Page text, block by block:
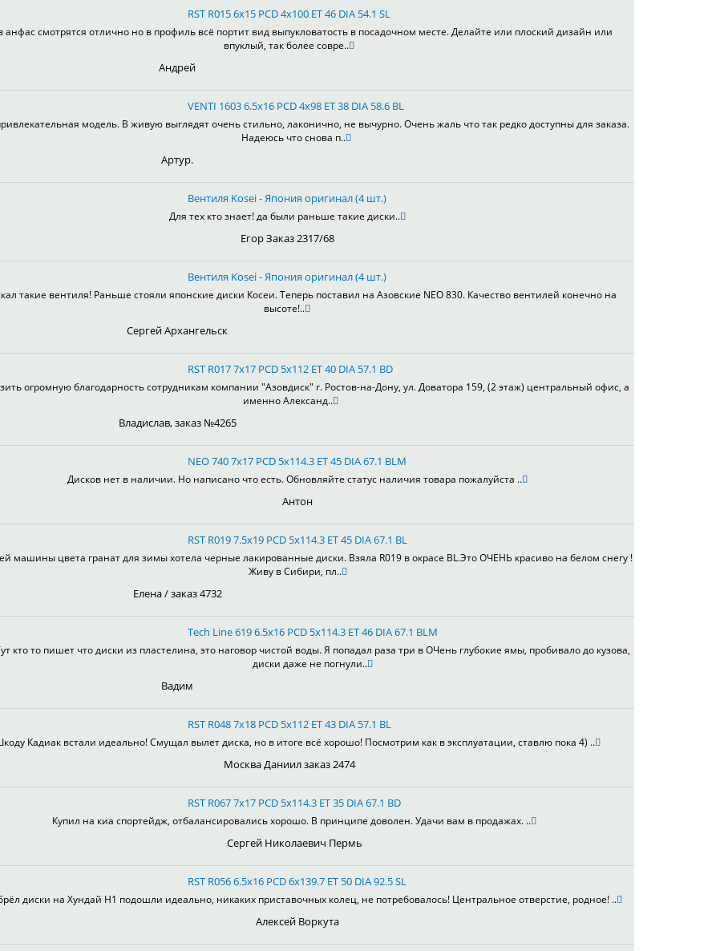
RST R015 6x15 PCD 4x100 ET 46 DIA 54.1 SL
анфас смотрятся отлично но в профиль всё портит вид выпукловатость в посадочном месте. Делайте или плоский дизайн или
впуклый, так более совре..
Андрей
VENTI 1603 6.5x16 PCD 4x98 ET 38 DIA 58.6 BL
модель. В живую выглядят очень стильно, лаконично, не вычурно. Очень жаль что так редко доступны для заказа.
Надеюсь что снова п..
Артур.
Вентиля Kosei - Япония оригинал (4 шт.)
Для тех кто знает! да были раньше такие диски..
Егор Заказ 2317/68
Вентиля Kosei - Япония оригинал (4 шт.)
такие вентиля! Раньше стояли японские диски Косеи. Теперь поставил на Азовские NEO 830. Качество вентилей конечно на
высоте!..
Сергей Архангельск
RST R017 7x17 PCD 5x112 ET 40 DIA 57.1 BD
огромную благодарность сотрудникам компании "Азовдиск" г. Ростов-на-Дону, ул. Доватора 159, (2 этаж) центральный офис, а
именно Александ..
Владислав, заказ №4265
NEO 740 7x17 PCD 5x114.3 ET 45 DIA 67.1 BLM
Дисков нет в наличии. Но написано что есть. Обновляйте статус наличия товара пожалуйста ..
Антон
RST R019 7.5x19 PCD 5x114.3 ET 45 DIA 67.1 BL
машины цвета гранат для зимы хотела черные лакированные диски. Взяла R019 в окрасе BL.Это ОЧЕНЬ красиво на белом снегу !
Живу в Сибири, пл..
Елена / заказ 4732
Tech Line 619 6.5x16 PCD 5x114.3 ET 46 DIA 67.1 BLM
кто то пишет что диски из пластелина, это наговор чистой воды. Я попадал раза три в ОЧень глубокие ямы, пробивало до кузова,
диски даже не погнули..
Вадим
RST R048 7x18 PCD 5x112 ET 43 DIA 57.1 BL
Кадиак встали идеально! Смущал вылет диска, но в итоге всё хорошо! Посмотрим как в эксплуатации, ставлю пока 4) ..
Москва Даниил заказ 2474
RST R067 7x17 PCD 5x114.3 ET 35 DIA 67.1 BD
Купил на киа спортейдж, отбалансировались хорошо. В принципе доволен. Удачи вам в продажах. ..
Сергей Николаевич Пермь
RST R056 6.5x16 PCD 6x139.7 ET 50 DIA 92.5 SL
диски на Хундай H1 подошли идеально, никаких приставочных колец, не потребовалось! Центральное отверстие, родное! ..
Алексей Воркута